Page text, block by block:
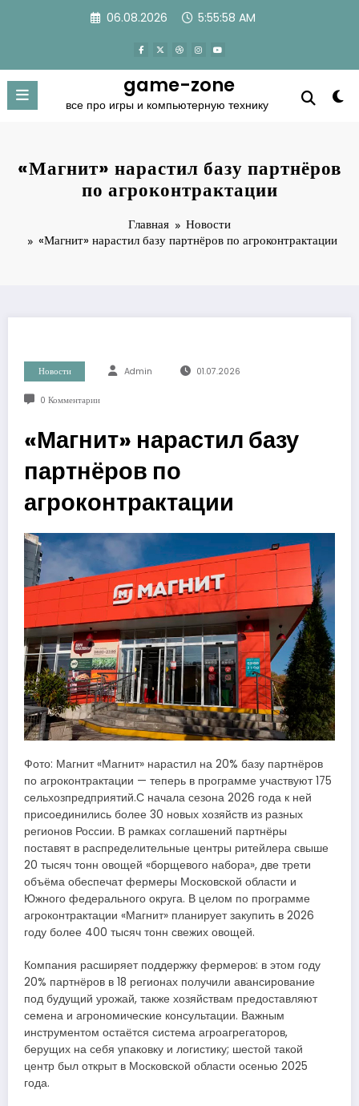
06.08.2026 5:55:59 AM
game-zone
все про игры и компьютерную технику
«Магнит» нарастил базу партнёров
по агроконтрактации
Главная
Новости
«Магнит» нарастил базу партнёров по агроконтрактации
Новости Admin 01.07.2026
0 Комментарии
«Магнит» нарастил базу
партнёров по
агроконтрактации
Фото: Магнит «Магнит» нарастил на 20% базу партнёров
по агроконтрактации — теперь в программе участвуют 175
сельхозпредприятий.С начала сезона 2026 года к ней
присоединились более 30 новых хозяйств из разных
регионов России. В рамках соглашений партнёры
поставят в распределительные центры ритейлера свыше
20 тысяч тонн овощей «борщевого набора», две трети
объёма обеспечат фермеры Московской области и
Южного федерального округа. В целом по программе
агроконтрактации «Магнит» планирует закупить в 2026
году более 400 тысяч тонн свежих овощей.
Компания расширяет поддержку фермеров: в этом году
20% партнёров в 18 регионах получили авансирование
под будущий урожай, также хозяйствам предоставляют
семена и агрономические консультации. Важным
инструментом остаётся система агроагрегаторов,
берущих на себя упаковку и логистику; шестой такой
центр был открыт в Московской области осенью 2025
года.